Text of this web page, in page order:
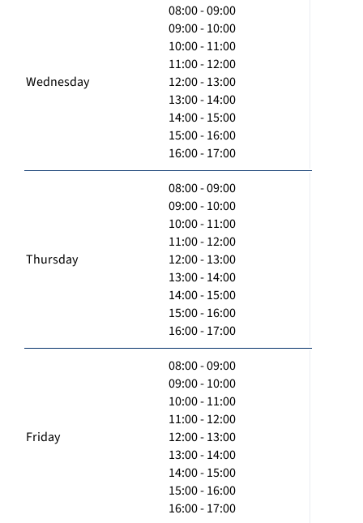
Wednesday
08:00 - 09:00
09:00 - 10:00
10:00 - 11:00
11:00 - 12:00
12:00 - 13:00
13:00 - 14:00
14:00 - 15:00
15:00 - 16:00
16:00 - 17:00
Thursday
08:00 - 09:00
09:00 - 10:00
10:00 - 11:00
11:00 - 12:00
12:00 - 13:00
13:00 - 14:00
14:00 - 15:00
15:00 - 16:00
16:00 - 17:00
Friday
08:00 - 09:00
09:00 - 10:00
10:00 - 11:00
11:00 - 12:00
12:00 - 13:00
13:00 - 14:00
14:00 - 15:00
15:00 - 16:00
16:00 - 17:00